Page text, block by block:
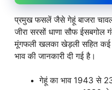
प्रमुख फसलें जैसे गेहूं बाजरा
जीरा सरसों धाणा सौफ ईसबगोल
मूंगफली खलका खेड़ली सहित कई
भाव की जानकारी दी गई है।
गेहूं का भाव 1943 से